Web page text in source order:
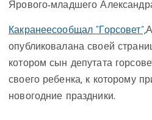
Ярового-младшего
Какранеесообщал “Горсовет”,
опубликовалана своей
котором сын депутата
своего ребенка, к которому
новогодние праздники.